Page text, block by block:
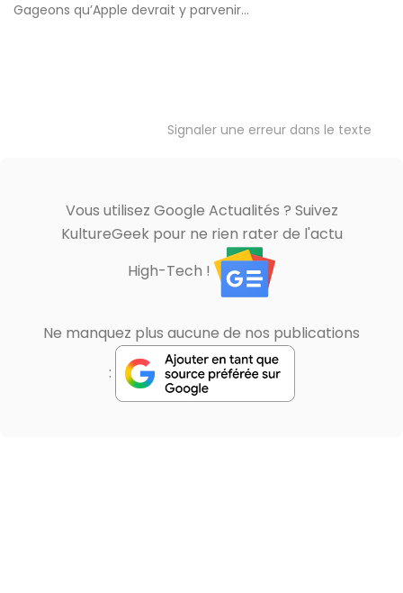
Gageons qu’Apple devrait y parvenir…
Signaler une erreur dans le texte
Vous utilisez Google Actualités ? Suivez
KultureGeek pour ne rien rater de l'actu
High-Tech !
Ne manquez plus aucune de nos publications
: